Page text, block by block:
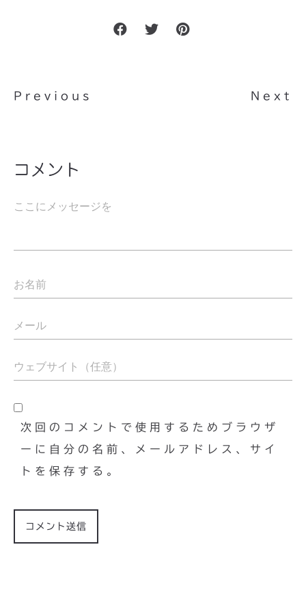
Previous Next
コメント
次回のコメントで使用するためブラウザ
ーに自分の名前、メールアドレス、サイ
トを保存する。